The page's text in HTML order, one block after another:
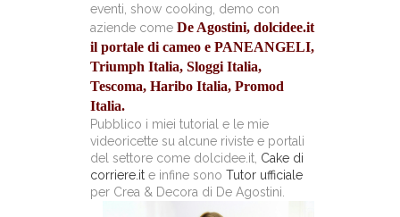
eventi, show cooking, demo con
aziende come De Agostini, dolcidee.it
il portale di cameo e PANEANGELI,
Triumph Italia, Sloggi Italia,
Tescoma, Haribo Italia, Promod
Italia.
Pubblico i miei tutorial e le mie
videoricette su alcune riviste e portali
del settore come dolcidee.it, Cake di
corriere.it e infine sono Tutor ufficiale
per Crea & Decora di De Agostini.